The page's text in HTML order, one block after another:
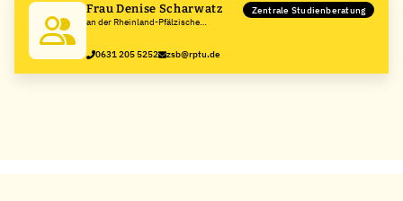
Frau Denise Scharwatz
an der Rheinland-Pfälzische
Zentrale Studienberatung
0631 205 5252 zsb@rptu.de